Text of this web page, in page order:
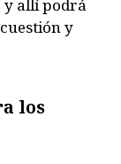
y allí podrá
y
los